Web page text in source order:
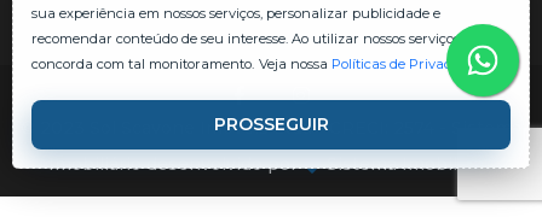
© 2023 Sol Scavone Imoveis Ltda - CRECI: 2574 - Sistema
Imobiliário desenvolvido por
Sistema Imobiliário
sua experiência em nossos serviços, personalizar publicidade e
recomendar conteúdo de seu interesse. Ao utilizar nossos serviços, você
concorda com tal monitoramento. Veja nossa Políticas de Privacidade.
PROSSEGUIR